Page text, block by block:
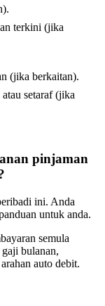
terkini (jika
(jika berkaitan).
setaraf (jika
pinjaman
ini. Anda
untuk anda.
semula
bulanan,
auto debit.